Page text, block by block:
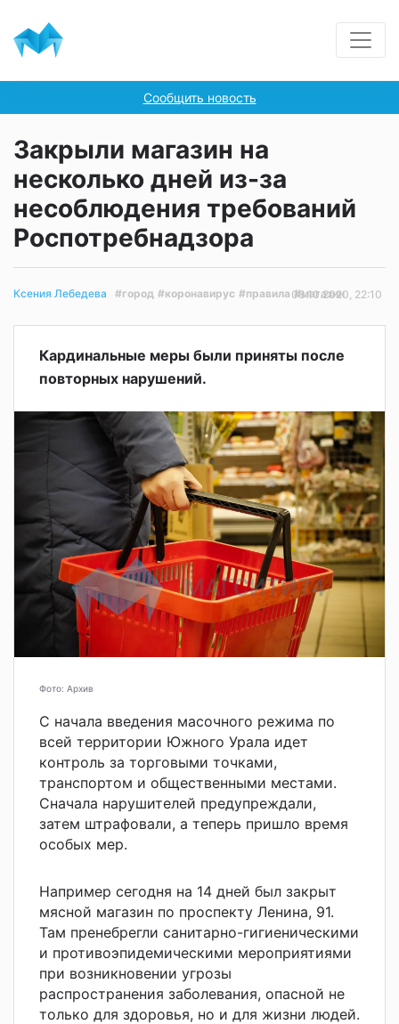
Сообщить новость
Закрыли магазин на
несколько дней из-за
несоблюдения требований
Роспотребнадзора
Ксения Лебедева #город #коронавирус #правила #магазин
08.10.2020, 22:10
Кардинальные меры были приняты после
повторных нарушений.
Фото: Архив
С начала введения масочного режима по
всей территории Южного Урала идет
контроль за торговыми точками,
транспортом и общественными местами.
Сначала нарушителей предупреждали,
затем штрафовали, а теперь пришло время
особых мер.
Например сегодня на 14 дней был закрыт
мясной магазин по проспекту Ленина, 91.
Там пренебрегли санитарно-гигиеническими
и противоэпидемическими мероприятиями
при возникновении угрозы
распространения заболевания, опасной не
только для здоровья, но и для жизни людей.